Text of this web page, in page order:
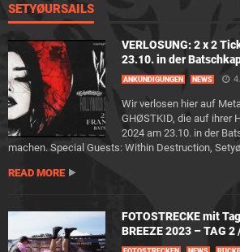
SETYØURSAILS
VERLOSUNG: 2 x 2
23.10. in der
ANKÜNDIGUNGEN NEWS
Wir verlosen hier auf
GHØSTKID, die auf ihrer
2024 am 23.10. in der
machen. Special Guests: Within Destruction,
READ MORE
FOTOSTRECKE mit
BREEZE 2023 – TAG